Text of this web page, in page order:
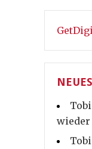
Tobi
Tobi